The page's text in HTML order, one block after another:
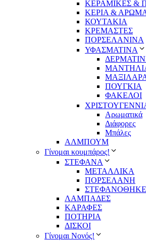
ΚΕΡΑΜΙΚΕΣ &
ΚΕΡΙΑ &
ΚΟΥΤΑΚΙΑ
ΚΡΕΜΑΣΤΕΣ
ΠΟΡΣΕΛΑΝΙΝΑ
ΥΦΑΣΜΑΤΙΝA
ΠΟΥΓΚΙΑ
ΦΑΚΕΛΟΙ
Αρωματικά
Διάφορες
Μπάλες
ΑΛΜΠΟΥΜ
Γίνομαι κουμπάρος!
ΣΤΕΦΑΝΑ
ΜΕΤΑΛΛΙΚΑ
ΠΟΡΣΕΛΑΝΗ
ΛΑΜΠΑΔΕΣ
ΚΑΡΑΦΕΣ
ΠΟΤΗΡΙΑ
ΔΙΣΚΟΙ
Γίνομαι Νονός!